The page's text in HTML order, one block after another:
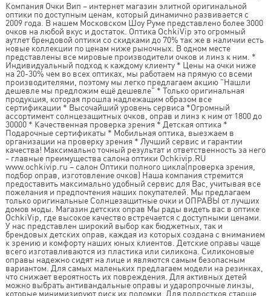
Компания Очки Вип – интернет магазин элитной оригинальной
оптики по доступным ценам, который динамично развивается с
2009 года. В нашем Московском Шоу Руме представлено более 3000
очков на любой вкус и достаток. Оптика OchkiVip это огромный
аутлет брендовой оптики со скидками до 70% так же в наличии есть
новые коллекции по ценам ниже рыночных. В одном месте
представлены все мировые производители очков и линз к ним. *
Индивидуальный подход к каждому клиенту * Цены на очки ниже
на 20-30% чем во всех оптиках, мы работаем на прямую со всеми
производителями, поэтому мы легко предлагаем акцию "Нашли
дешевле мы предложим ещё дешевле" * Только оригинальная
продукция, которая прошла надлежащим образом все
сертификации * Высочайший уровень сервиса *Огромный
ассортимент солнцезащитных очков, оправ и линз к ним от 1800 до
30000 * Качественная проверка зрения * Детская оптика *
Подарочные сертификаты * Мобильная оптика, выезжаем в
организации на проверку зрения * Лучший сервис и гарантии
качества! Максимально точный результат и ответственность за него
- главные преимущества салона оптики Ochkivip.RU
www.ochkivip.ru – салон Оптики полного цикла(проверка зрения,
подбор оправ, изготовление очков) Наша компания стремится
предоставить максимально удобный сервис для Вас, учитывая все
пожелания и предпочтения наших покупателей. Мы предлагаем
только оригинальные Солнцезащитные очки и ОПРАВЫ от лучших
домов моды. Магазин детских оправ Мы рады видеть вас в оптике
OchkiVip, где высокое качество встречается с доступными ценами.
У нас представлен широкий выбор как бюджетных, так и
брендовых детских оправ, каждая из которых создана с вниманием
к зрению и комфорту наших юных клиентов. Детские оправы чаще
всего изготавливаются из пластика или силикона. Силиконовые
оправы надежно сидят на лице и являются самым безопасным
вариантом. Для самых маленьких предлагаем модели на резинках,
что снижает вероятность их повреждения. Для активных детей
можно выбрать антивандальные оправы и ударопрочные линзы,
которые минимизируют риск их поломки. Для подростков старше